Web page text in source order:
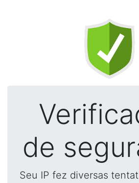
de
Seu IP fez diversas